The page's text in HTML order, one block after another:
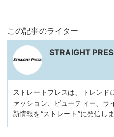
この記事のライター
STRAIGHT
ストレートプレスは、トレンド
ァッション、ビューティー、ラ
新情報を“ストレート”に発信しま